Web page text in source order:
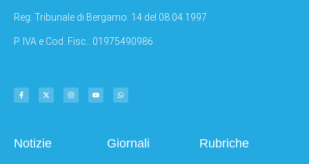
Reg: Tribunale di Bergamo: 14 del 08.04.1997
P. IVA e Cod. Fisc.: 01975490986
Notizie Giornali Rubriche